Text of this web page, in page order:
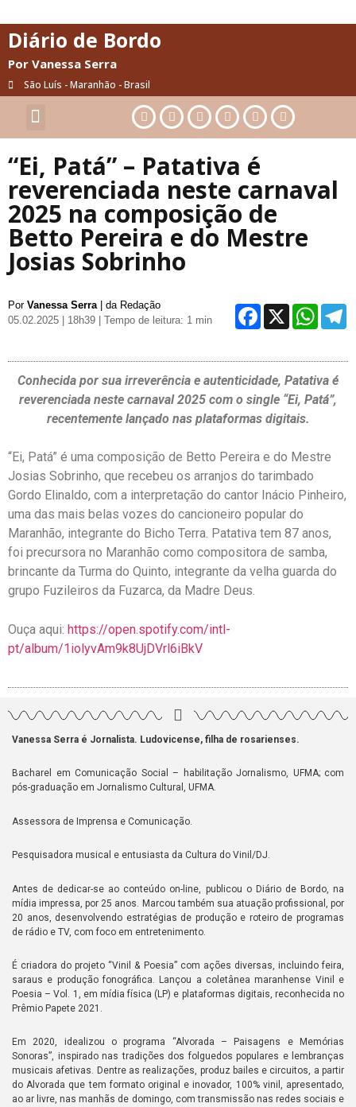
Diário de Bordo
Por Vanessa Serra
São Luís - Maranhão - Brasil
“Ei, Patá” – Patativa é
reverenciada neste carnaval
2025 na composição de
Betto Pereira e do Mestre
Josias Sobrinho
Por Vanessa Serra | da Redação
05.02.2025 | 18h39
| Tempo de leitura: 1 min X
Conhecida por sua irreverência e autenticidade, Patativa é
reverenciada neste carnaval 2025 com o single “Ei, Patá”,
recentemente lançado nas plataformas digitais.
“Ei, Patá” é uma composição de Betto Pereira e do Mestre
Josias Sobrinho, que recebeu os arranjos do tarimbado
Gordo Elinaldo, com a interpretação do cantor Inácio Pinheiro,
uma das mais belas vozes do cancioneiro popular do
Maranhão, integrante do Bicho Terra. Patativa tem 87 anos,
foi precursora no Maranhão como compositora de samba,
brincante da Turma do Quinto, integrante da velha guarda do
grupo Fuzileiros da Fuzarca, da Madre Deus.
Ouça aqui: https://open.spotify.com/intl-
pt/album/1iolyvAm9k8UjDVrl6iBkV
Vanessa Serra é Jornalista. Ludovicense, filha de rosarienses.
Bacharel em Comunicação Social – habilitação Jornalismo, UFMA; com
pós-graduação em Jornalismo Cultural, UFMA.
Assessora de Imprensa e Comunicação.
Pesquisadora musical e entusiasta da Cultura do Vinil/DJ.
Antes de dedicar-se ao conteúdo on-line, publicou o Diário de Bordo, na
mídia impressa, por 25 anos. Marcou também sua atuação profissional, por
20 anos, desenvolvendo estratégias de produção e roteiro de programas
de rádio e TV, com foco em entretenimento.
É criadora do projeto “Vinil & Poesia” com ações diversas, incluindo feira,
saraus e produção fonográfica. Lançou a coletânea maranhense Vinil e
Poesia – Vol. 1, em mídia física (LP) e plataformas digitais, reconhecida no
Prêmio Papete 2021.
Em 2020, idealizou o programa “Alvorada – Paisagens e Memórias
Sonoras”, inspirado nas tradições dos folguedos populares e lembranças
musicais afetivas. Dentre as realizações, produz bailes e circuitos, a partir
do Alvorada que tem formato original e inovador, 100% vinil, apresentado,
ao ar livre, nas manhãs de domingo, com transmissão nas redes sociais e